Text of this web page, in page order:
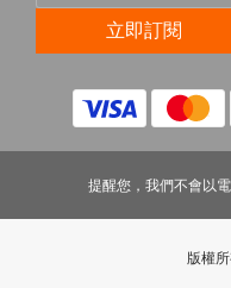
立即訂閱
提醒您，我們不會以
版權